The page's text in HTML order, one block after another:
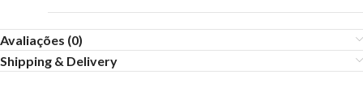
Avaliações (0)
Shipping & Delivery